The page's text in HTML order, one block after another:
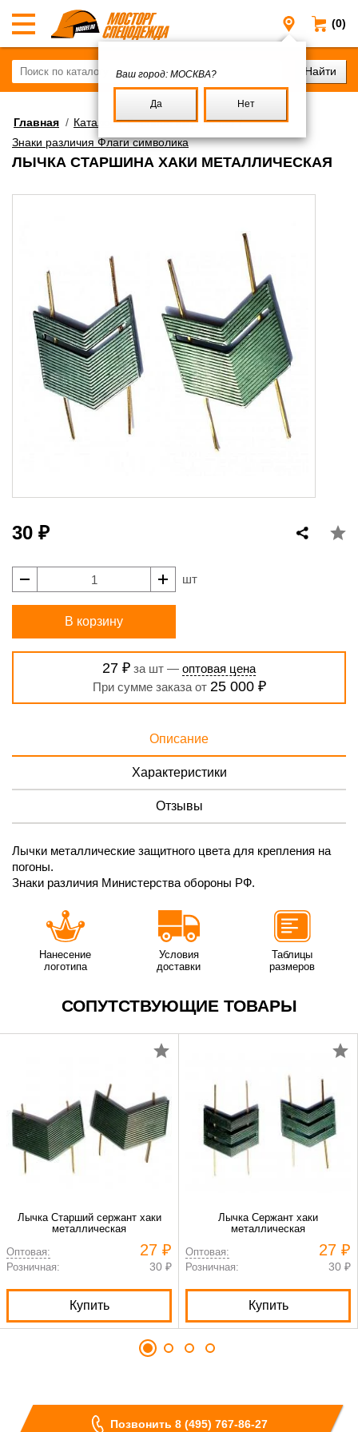
(0)
Москва
Ваш город: МОСКВА?
Да Нет
Главная / Каталог/Военное имущество/
Знаки различия Флаги символика
ЛЫЧКА СТАРШИНА ХАКИ МЕТАЛЛИЧЕСКАЯ
30 ₽
шт
В корзину
27 ₽ за шт — оптовая цена
При сумме заказа от 25 000 ₽
Описание
Характеристики
Отзывы
Лычки металлические защитного цвета для крепления на
погоны.
Знаки различия Министерства обороны РФ.
Нанесение
логотипа
Условия
доставки
Таблицы
размеров
СОПУТСТВУЮЩИЕ ТОВАРЫ
Лычка Старший сержант хаки
металлическая
Оптовая:
27 ₽
Розничная: 30 ₽
Купить
Лычка Сержант хаки
металлическая
Оптовая:
27 ₽
Розничная: 30 ₽
Купить
Позвонить 8 (495) 767-86-27